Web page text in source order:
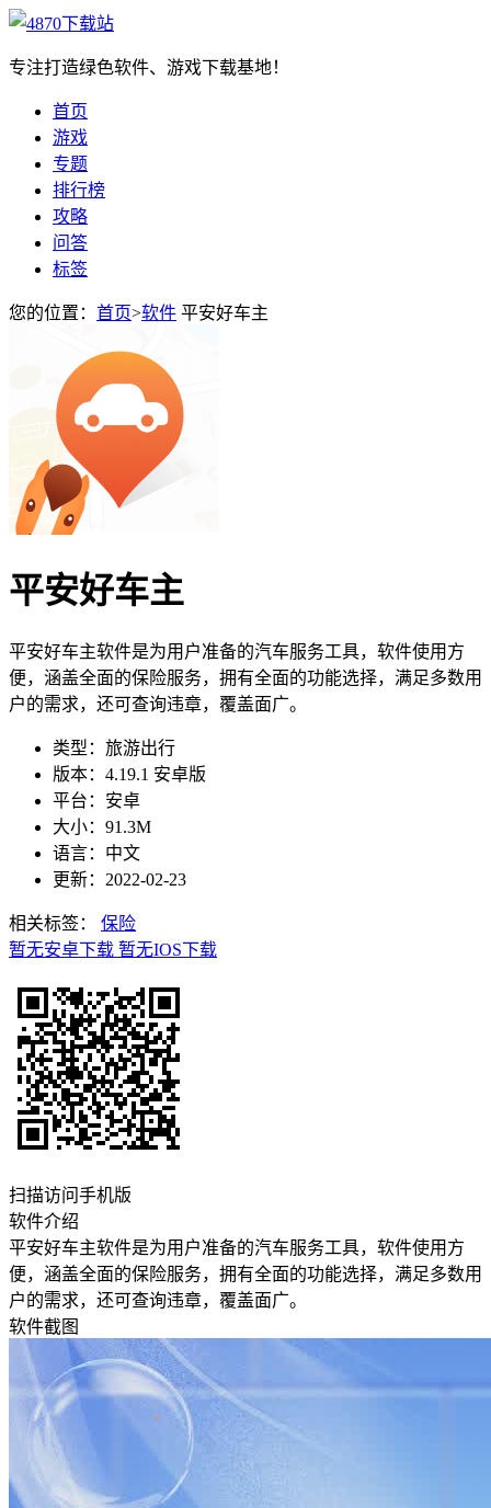
专注打造绿色软件、游戏下载基地！
首页
游戏
专题
排行榜
攻略
问答
标签
您的位置： 首页>软件 平安好车主
平安好车主
平安好车主软件是为用户准备的汽车服务工具，软件使用方
便，涵盖全面的保险服务，拥有全面的功能选择，满足多数用
户的需求，还可查询违章，覆盖面广。
类型：旅游出行
版本：4.19.1 安卓版
平台：安卓
大小：91.3M
语言：中文
更新：2022-02-23
相关标签：
保险
暂无安卓下载 暂无IOS下载
扫描访问手机版
软件介绍
平安好车主软件是为用户准备的汽车服务工具，软件使用方
便，涵盖全面的保险服务，拥有全面的功能选择，满足多数用
户的需求，还可查询违章，覆盖面广。
软件截图